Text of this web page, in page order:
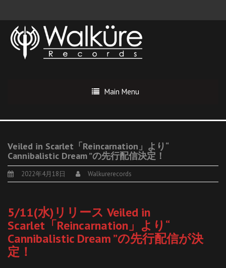
Main Menu
Veiled in Scarlet「Reincarnation」より“
Cannibalistic Dream ”の先行配信決定！
2022年4月18日 Walkurerecords
5/11(水)リリース Veiled in
Scarlet「Reincarnation」より“
Cannibalistic Dream ”の先行配信が決
定！